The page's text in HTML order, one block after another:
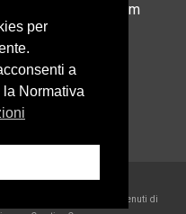
info@usprimiero.com
specificato, i contenuti di
per
a
Normativa